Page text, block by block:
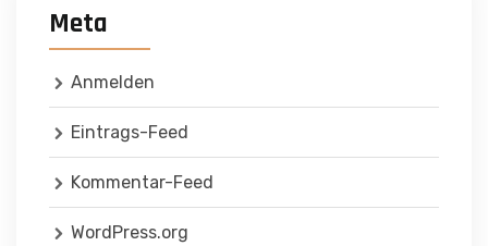
Meta
Anmelden
Eintrags-Feed
Kommentar-Feed
WordPress.org